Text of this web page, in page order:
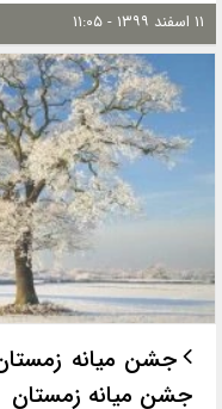
۱۱ اسفند ۱۳۹۹ - ۱۱:۰۵
جشن میانه
جشن میانه زمستان